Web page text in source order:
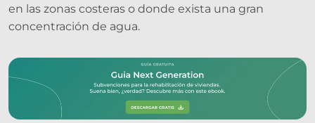
en las zonas costeras o donde exista una gran
concentración de agua.